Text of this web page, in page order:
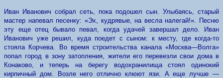
Иван Иванович собрал сеть, пока подошел сын. Улыбаясь, старый
мастер напевал песенку: «Эх, кудрявые, на весла налегай!». Песню
эту еще отец бывало певал, когда удачей завершал дело. Иван
Иванович уже решил, куда поедет с сыном: к месту, где когда-то
стояла Корчева. Во время строительства канала «Москва—Волга»
попал город в зону затопления, жители его перевезли свои дома в
Конаково, и теперь на берегу водохранилища стоял одинокий
кирпичный дом. Возле него отлично клюют язи. А еще лучше —